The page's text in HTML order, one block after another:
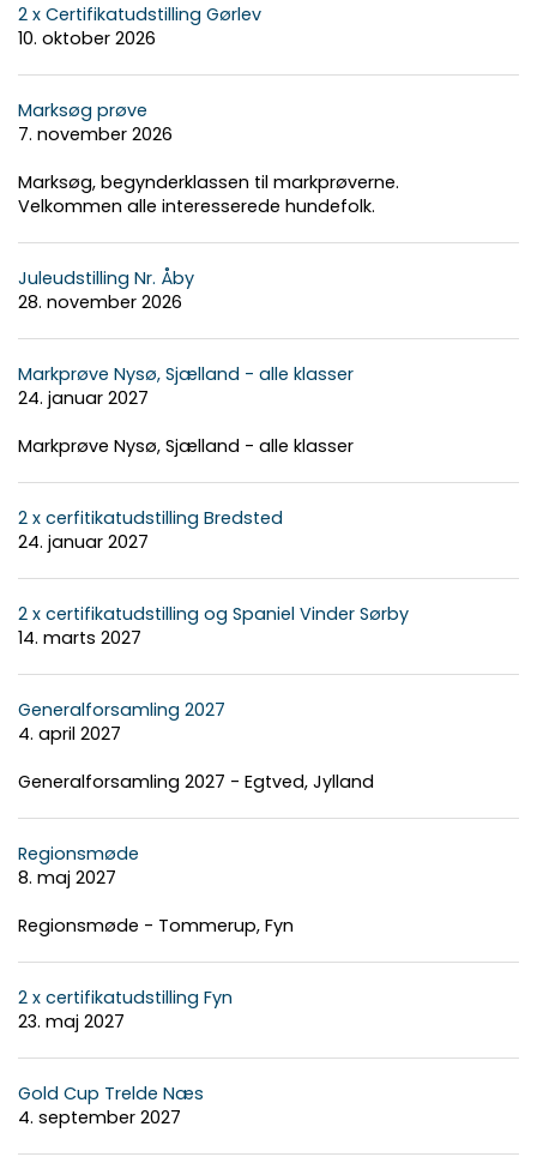
2 x Certifikatudstilling Gørlev
10. oktober 2026
Marksøg prøve
7. november 2026
Marksøg, begynderklassen til markprøverne.
Velkommen alle interesserede hundefolk.
Juleudstilling Nr. Åby
28. november 2026
Markprøve Nysø, Sjælland - alle klasser
24. januar 2027
Markprøve Nysø, Sjælland - alle klasser
2 x cerfitikatudstilling Bredsted
24. januar 2027
2 x certifikatudstilling og Spaniel Vinder Sørby
14. marts 2027
Generalforsamling 2027
4. april 2027
Generalforsamling 2027 - Egtved, Jylland
Regionsmøde
8. maj 2027
Regionsmøde - Tommerup, Fyn
2 x certifikatudstilling Fyn
23. maj 2027
Gold Cup Trelde Næs
4. september 2027